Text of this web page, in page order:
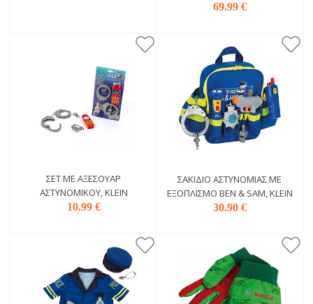
69.99 €
ΣΕΤ ΜΕ ΑΞΕΣΟΥΆΡ
ΑΣΤΥΝΟΜΙΚΟΎ, KLEIN
10.99 €
ΣΑΚΊΔΙΟ ΑΣΤΥΝΟΜΊΑΣ ΜΕ
ΕΞΟΠΛΙΣΜΌ BEN & SAM, KLEIN
30.90 €